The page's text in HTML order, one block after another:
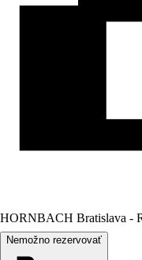
HORNBACH Bratislava -
Nemožno rezervovať